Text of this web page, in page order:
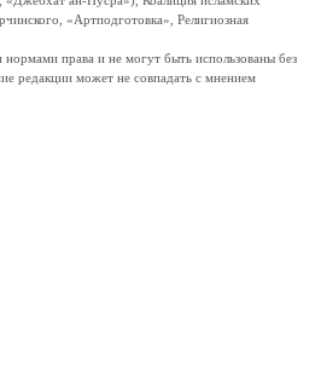
«Артподготовка», Религиозная
права и не могут быть использованы без
редакции может не совпадать с мнением